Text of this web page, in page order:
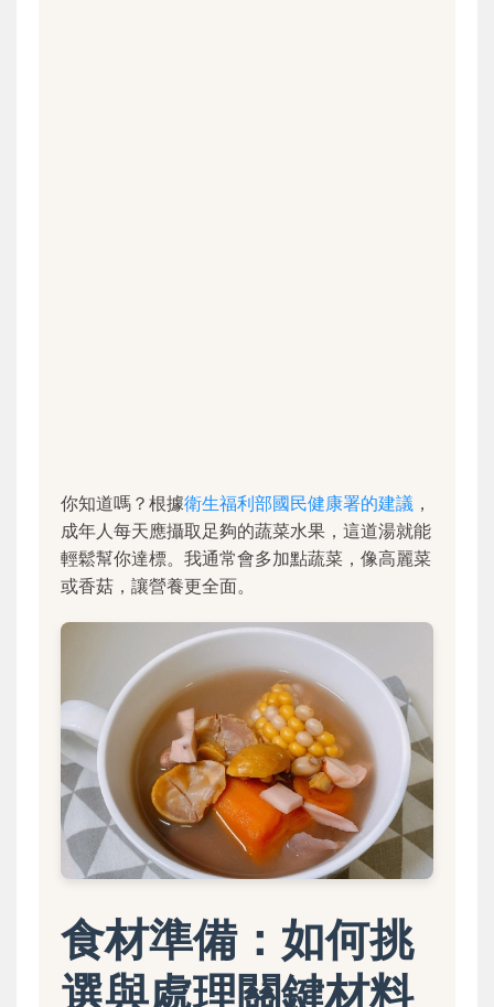
你知道嗎？根據衛生福利部國民健康署的建議 ，
成年人每天應攝取足夠的蔬菜水果，這道湯就能
輕鬆幫你達標。我通常會多加點蔬菜，像高麗菜
或香菇，讓營養更全面。
食材準備：如何挑
選與處理關鍵材料